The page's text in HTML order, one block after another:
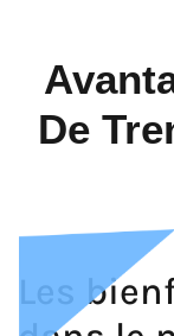
De
Les